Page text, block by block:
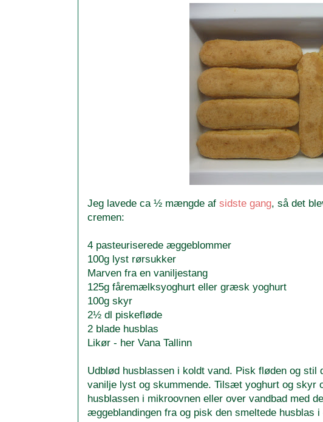
Jeg lavede ca ½ mængde af sidste gang, så det
cremen:
4 pasteuriserede æggeblommer
100g lyst rørsukker
Marven fra en vaniljestang
125g fåremælksyoghurt eller græsk yoghurt
100g skyr
2½ dl piskefløde
2 blade husblas
Likør - her Vana Tallinn
Udblød husblassen i koldt vand. Pisk fløden og
vanilje lyst og skummende. Tilsæt yoghurt og skyr
husblassen i mikroovnen eller over vandbad med
æggeblandingen fra og pisk den smeltede husblas